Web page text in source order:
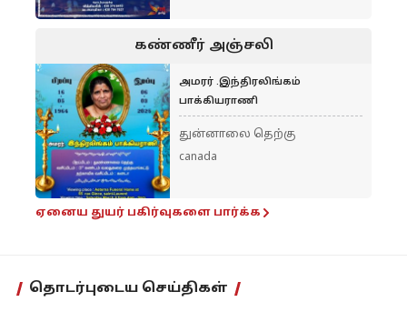
கண்ணீர் அஞ்சலி
அமரர் .இந்திரலிங்கம்
பாக்கியராணி
துன்னாலை தெற்கு
canada
ஏனைய துயர் பகிர்வுகளை பார்க்க
தொடர்புடைய செய்திகள்